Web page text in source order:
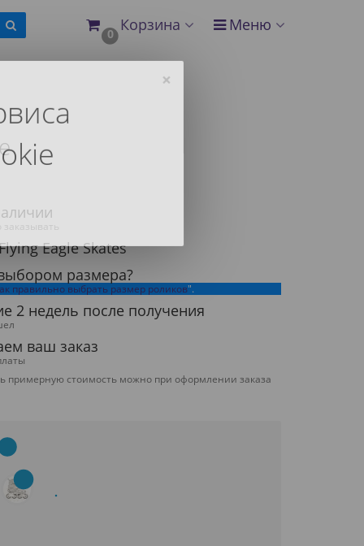
0 Корзина Меню
Eagle Skates
размера?
правильно выбрать размер роликов".
2 недель после получения
ваш заказ
примерную стоимость можно при оформлении заказа
×